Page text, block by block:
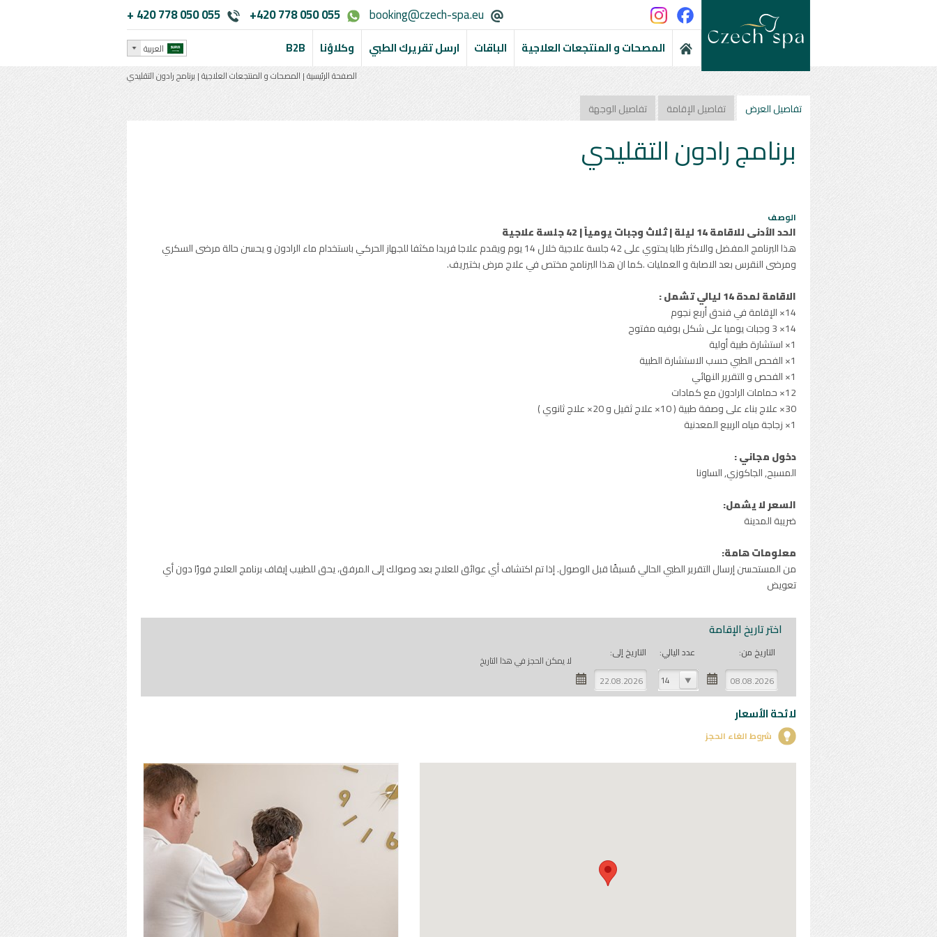
booking@czech-spa.eu
+420 778 050 055
+ 420 778 050 055
المصحات و المنتجعات العلاجية الباقات ارسل تقريرك الطبي وكلاؤنا B2B
العربية
الصفحة الرئيسية| المصحات و المنتجعات العلاجية| برنامج رادون التقليدي
تفاصيل العرض تفاصيل الإقامة تفاصيل الوجهة
برنامج رادون التقليدي
الوصف
الحد الأدنى للاقامة 14 ليلة | ثلاث وجبات يومياً | 42 جلسة علاجية
هذا البرنامج المفضل والاكثر طلبا يحتوي على 42 جلسة علاجية خلال 14 يوم ويقدم علاجا فريدا مكثفا للجهاز الحركي باستخدام ماء الرادون و يحسن حالة مرضى السكري
ومرضى النقرس بعد الاصابة و العمليات .كما ان هذا البرنامج مختص في علاج مرض بختيريف.
الاقامة لمدة 14 ليالي تشمل :
14× الإقامة في فندق أربع نجوم
14× 3 وجبات يوميا على شكل بوفيه مفتوح
1× استشارة طبية أولية
1× الفحص الطبي حسب الاستشارة الطبية
1× الفحص و التقرير النهائي
12× حمامات الرادون مع كمادات
30× علاج بناء على وصفة طبية ( 10× علاج ثقيل و 20× علاج ثانوي )
1× زجاجة مياه الربيع المعدنية
دخول مجاني :
المسبح, الجاكوزي, الساونا
السعر لا يشمل:
ضريبة المدينة
معلومات هامة:
من المستحسن إرسال التقرير الطبي الحالي مُسبقًا قبل الوصول. إذا تم اكتشاف أي عوائق للعلاج بعد وصولك إلى المرفق، يحق للطبيب إيقاف برنامج العلاج فورًا دون أي
تعويض
اختر تاريخ الإقامة
التاريخ من:
عدد اليالي:
14
التاريخ إلى:
لا يمكن الحجز في هذا التاريخ
لائحة الأسعار
شروط الغاء الحجز